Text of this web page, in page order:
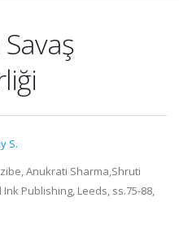
S.
Anukrati Sharma,Shruti
Publishing, Leeds, ss.75-88,